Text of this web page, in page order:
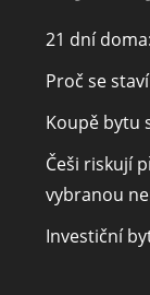
21 dní
Proč se
Koupě bytu
Češi riskují
vybranou
Investiční